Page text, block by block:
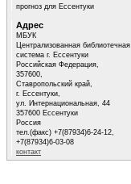
прогноз для Ессентуки
Адрес
МБУК
Централизованная библиотечная
система г. Ессентуки
Российская Федерация,
357600,
Ставропольский край,
г. Ессентуки,
ул. Интернациональная, 44
357600 Ессентуки
Россия
тел.(факс) +7(87934)6-24-12,
+7(87934)6-03-08
контакт